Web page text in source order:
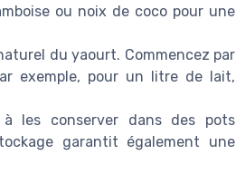
ou noix de coco pour une
du yaourt. Commencez par
exemple, pour un litre de lait,
les conserver dans des pots
garantit également une